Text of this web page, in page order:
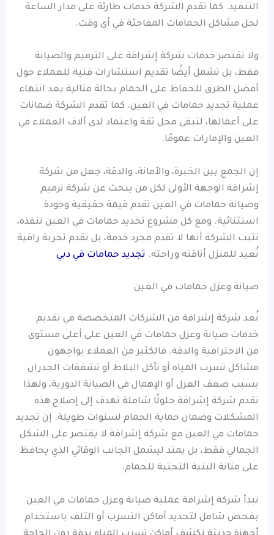
التنفيذ. كما تقدم الشركة خدمات طارئة على مدار الساعة
لحل مشاكل الحمامات المفاجئة في أي وقت.
ولا تقتصر خدمات شركة إشراقة على الترميم والصيانة
فقط، بل تشمل أيضًا تقديم استشارات فنية للعملاء حول
أفضل الطرق للحفاظ على الحمام بحالة مثالية بعد انتهاء
عملية تجديد حمامات في العين. كما تقدم الشركة ضمانات
على أعمالها، لتبقى محل ثقة واعتماد لدى آلاف العملاء في
العين والإمارات عمومًا.
إن الجمع بين الخبرة، والأمانة، والدقة، جعل من شركة
إشراقة الوجهة الأولى لكل من يبحث عن شركة ترميم
وصيانة حمامات في العين تقدم قيمة حقيقية وجودة
استثنائية. ومع كل مشروع تجديد حمامات في العين تنفذه،
تثبت الشركة أنها لا تقدم مجرد خدمة، بل تقدم تجربة راقية
تُعيد للمنزل أناقته وراحته. تجديد حمامات في دبي
صيانة وعزل حمامات في العين
تُعد شركة إشراقة من الشركات المتخصصة في تقديم
خدمات صيانة وعزل حمامات في العين على أعلى مستوى
من الاحترافية والدقة. فالكثير من العملاء يواجهون
مشاكل تسرب المياه أو تآكل البلاط أو تشققات الجدران
بسبب ضعف العزل أو الإهمال في الصيانة الدورية، ولهذا
تقدم شركة إشراقة حلولًا شاملة تهدف إلى إصلاح هذه
المشكلات وضمان حماية الحمام لسنوات طويلة. إن تجديد
حمامات في العين مع شركة إشراقة لا يقتصر على الشكل
الجمالي فقط، بل يمتد ليشمل الجانب الوقائي الذي يحافظ
على متانة البنية التحتية للحمام.
تبدأ شركة إشراقة عملية صيانة وعزل حمامات في العين
بفحص شامل لتحديد أماكن التسرب أو التلف باستخدام